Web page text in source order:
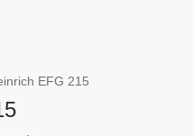
EFG 215